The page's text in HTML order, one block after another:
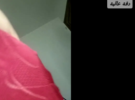
دقة عالية